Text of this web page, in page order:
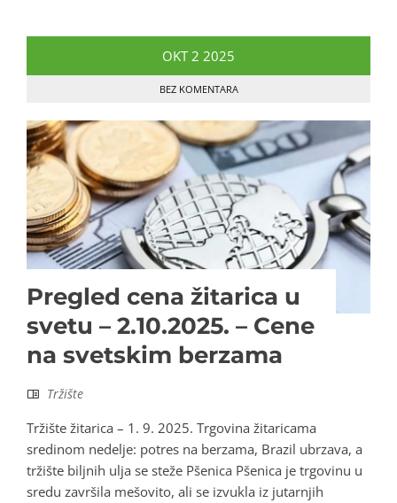
OKT 2 2025
BEZ KOMENTARA
Pregled cena žitarica u
svetu – 2.10.2025. – Cene
na svetskim berzama
Tržište
Tržište žitarica – 1. 9. 2025. Trgovina žitaricama
sredinom nedelje: potres na berzama, Brazil ubrzava, a
tržište biljnih ulja se steže Pšenica Pšenica je trgovinu u
sredu završila mešovito, ali se izvukla iz jutarnjih